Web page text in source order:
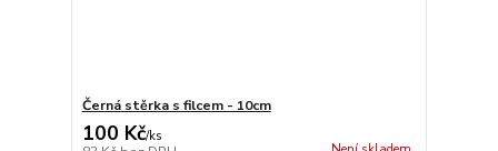
Černá stěrka s filcem - 10cm
100 Kč/ks